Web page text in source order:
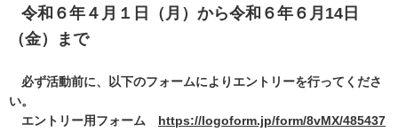
令和６年４月１日（月）から令和６年６月14日
（金）まで
必ず活動前に、以下のフォームによりエントリーを行ってくださ
い。
エントリー用フォーム https://logoform.jp/form/8vMX/485437